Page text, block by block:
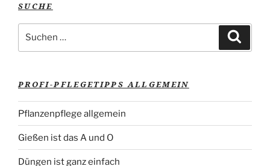
SUCHE
nach:
PROFI-PFLEGETIPPS ALLGEMEIN
Pflanzenpflege allgemein
Gießen ist das A und O
Düngen ist ganz einfach